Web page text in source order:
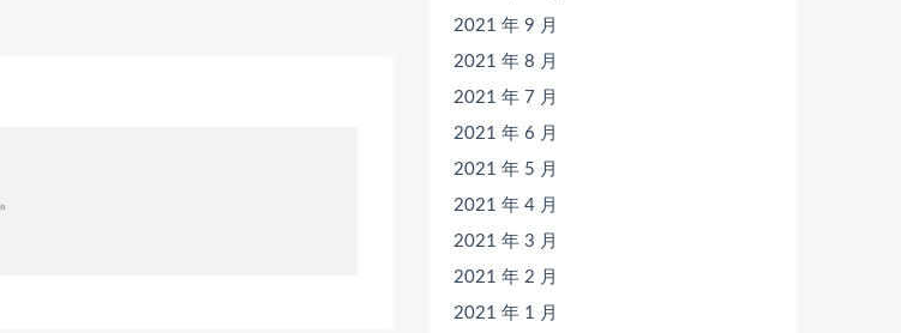
。
2021 年 9 月
2021 年 8 月
2021 年 7 月
2021 年 6 月
2021 年 5 月
2021 年 4 月
2021 年 3 月
2021 年 2 月
2021 年 1 月